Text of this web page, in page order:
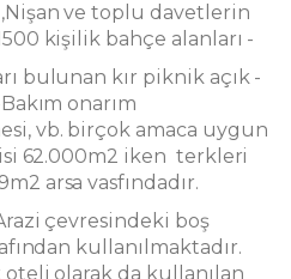
ve toplu davetlerin
kişilik bahçe alanları -
bulunan kır piknik açık -
onarım
vb. birçok amaca uygun
62.000m2 iken terkleri
arsa vasfındadır.
çevresindeki boş
kullanılmaktadır.
olarak da kullanılan